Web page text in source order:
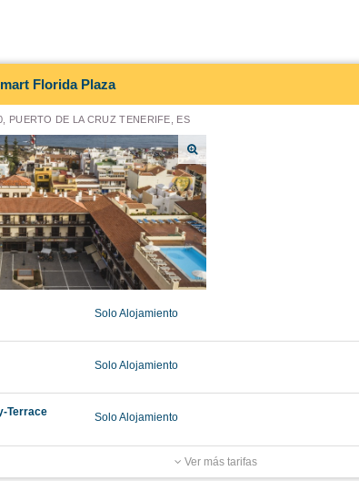
Florida Plaza
PUERTO DE LA CRUZ TENERIFE, ES
Solo Alojamiento
Solo Alojamiento
Terrace
Solo Alojamiento
Ver más tarifas